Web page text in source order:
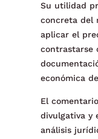
Su utilidad
concreta del
aplicar el
contrastarse
económica
El
divulgativa y
análisis